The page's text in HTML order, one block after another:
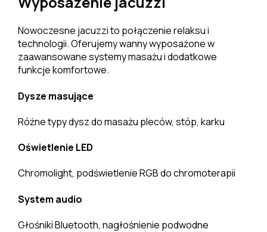
Nowoczesne jacuzzi to połączenie relaksu i
technologii. Oferujemy wanny wyposażone w
zaawansowane systemy masażu i dodatkowe
funkcje komfortowe.
Dysze masujące
Różne typy dysz do masażu pleców, stóp, karku
Oświetlenie LED
Chromolight, podświetlenie RGB do chromoterapii
System audio
Głośniki Bluetooth, nagłośnienie podwodne